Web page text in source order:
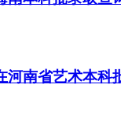
河南省艺术本科